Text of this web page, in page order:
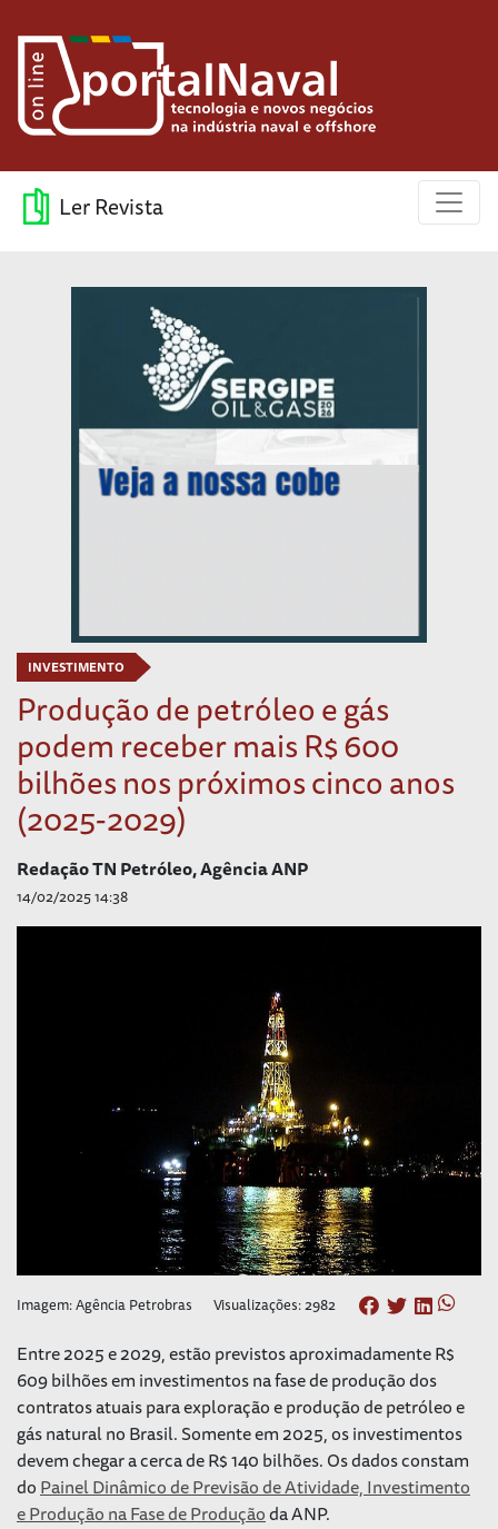
Ler Revista
INVESTIMENTO
Produção de petróleo e gás
podem receber mais R$ 600
bilhões nos próximos cinco anos
(2025-2029)
Redação TN Petróleo, Agência ANP
14/02/2025 14:38
Imagem: Agência Petrobras Visualizações: 2982
Entre 2025 e 2029, estão previstos aproximadamente R$
609 bilhões em investimentos na fase de produção dos
contratos atuais para exploração e produção de petróleo e
gás natural no Brasil. Somente em 2025, os investimentos
devem chegar a cerca de R$ 140 bilhões. Os dados constam
doPainel Dinâmico de Previsão de Atividade, Investimento
e Produção na Fase de Produçãoda ANP.